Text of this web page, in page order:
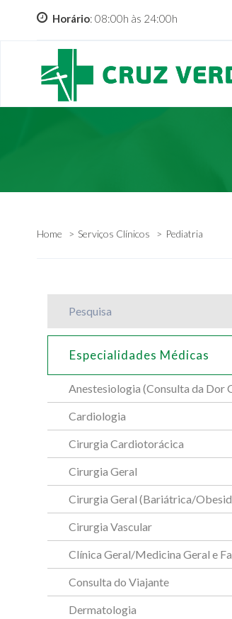
Horário: 08:00h às 24:00h
Home Serviços Clínicos Pediatria
Especialidades Médicas
Anestesiologia (Consulta da Dor
Cardiologia
Cirurgia Cardiotorácica
Cirurgia Geral
Cirurgia Geral (Bariátrica/
Cirurgia Vascular
Clínica Geral/Medicina Geral e
Consulta do Viajante
Dermatologia